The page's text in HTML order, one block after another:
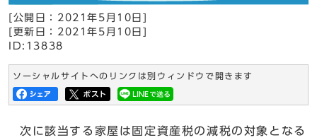
[公開日： 2021年5月10日
[更新日： 2021年5月10日
ID:13838
ソーシャルサイトへのリンクは別ウィンドウで開きます
次に該当する家屋は固定資産税の減税の対象となる